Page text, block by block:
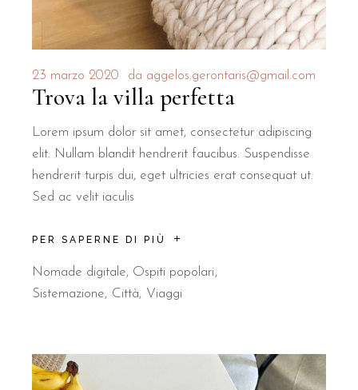
23 marzo 2020 da aggelos.gerontaris@gmail.com
Trova la villa perfetta
Lorem ipsum dolor sit amet, consectetur adipiscing
elit. Nullam blandit hendrerit faucibus. Suspendisse
hendrerit turpis dui, eget ultricies erat consequat ut.
Sed ac velit iaculis
PER SAPERNE DI PIÙ
Nomade digitale, Ospiti popolari
Sistemazione
Città Viaggi